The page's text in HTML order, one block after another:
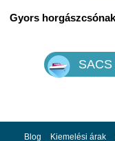
Gyors
Blog Kiemelési árak